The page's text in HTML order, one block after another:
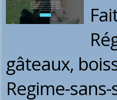
gâteaux,
Regime-